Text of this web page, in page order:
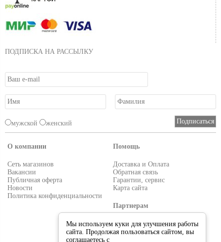
ПОДПИСКА НА РАССЫЛКУ
мужской женский
О компании
Сеть магазинов
Вакансии
Публичная оферта
Новости
Политика конфиденциальности
Помощь
Доставка и Оплата
Обратная связь
Гарантии, сервис
Карта сайта
Партнерам
Условия работы
Реквизиты
Мы используем куки для улучшения работы
сайта. Продолжая пользоваться сайтом, вы
соглашаетесь с